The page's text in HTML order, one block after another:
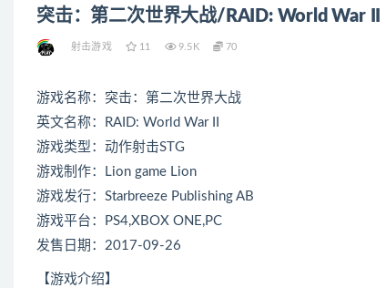
突击：第二次世界大战/RAID: World War II
射击游戏 11 9.5K 70
游戏名称：突击：第二次世界大战
英文名称：RAID: World War II
游戏类型：动作射击STG
游戏制作：Lion game Lion
游戏发行：Starbreeze Publishing AB
游戏平台：PS4,XBOX ONE,PC
发售日期：2017-09-26
【游戏介绍】